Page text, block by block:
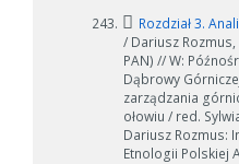
243.
Rozdział 3.
/ Dariusz Rozmus,
PAN) // W:
Dąbrowy
zarządzania
ołowiu / red.
Dariusz Rozmus:
Etnologii Polskiej